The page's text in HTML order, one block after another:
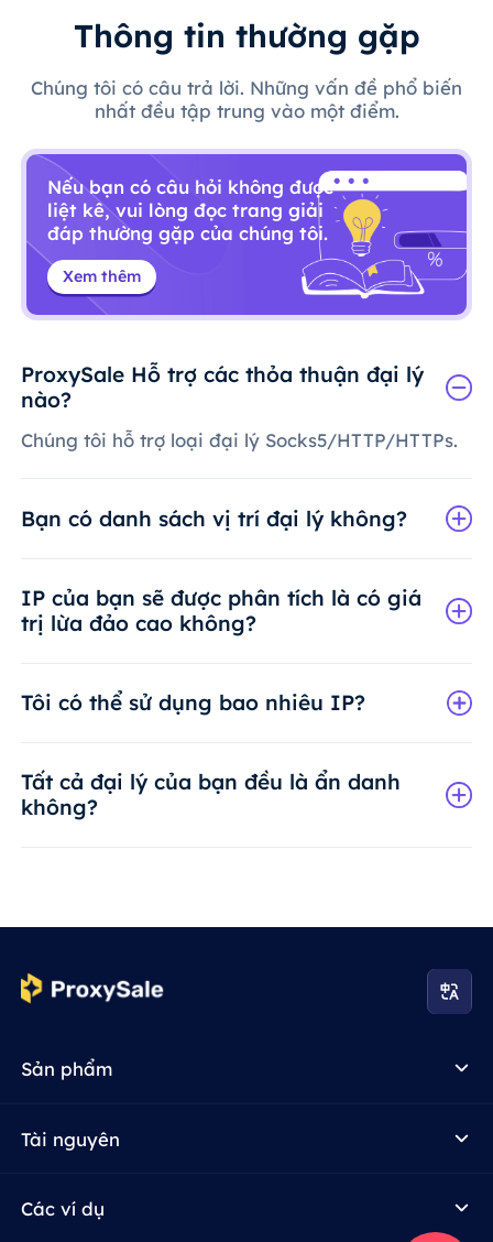
Thông tin thường gặp
Chúng tôi có câu trả lời. Những vấn đề phổ biến
nhất đều tập trung vào một điểm.
Nếu bạn có câu hỏi không được
liệt kê, vui lòng đọc trang giải
đáp thường gặp của chúng tôi.
Xem thêm
ProxySale Hỗ trợ các thỏa thuận đại lý
nào?
Chúng tôi hỗ trợ loại đại lý Socks5/HTTP/HTTPs.
Bạn có danh sách vị trí đại lý không?
IP của bạn sẽ được phân tích là có giá
trị lừa đảo cao không?
Tôi có thể sử dụng bao nhiêu IP?
Tất cả đại lý của bạn đều là ẩn danh
không?
Sản phẩm
Tài nguyên
Các ví dụ